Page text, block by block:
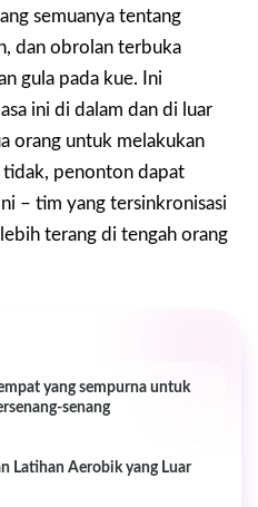
semuanya tentang
dan obrolan terbuka
gula pada kue. Ini
ini di dalam dan di luar
orang untuk melakukan
tidak, penonton dapat
– tim yang tersinkronisasi
terang di tengah orang
yang sempurna untuk
senang
Latihan Aerobik yang Luar